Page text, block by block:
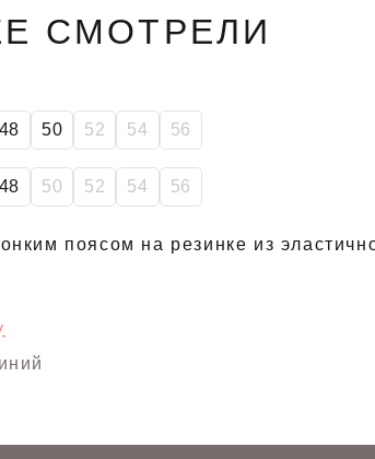
СМОТРЕЛИ
48 50 52 54 56
48 50 52 54 56
поясом на резинке из